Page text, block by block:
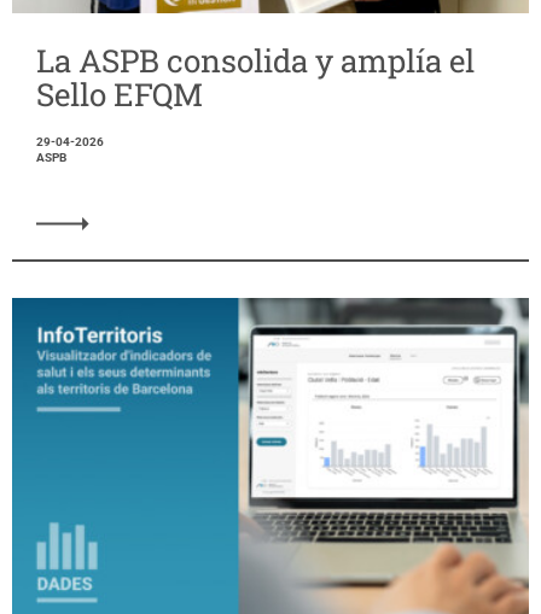
La ASPB consolida y amplía el
Sello EFQM
29-04-2026
ASPB